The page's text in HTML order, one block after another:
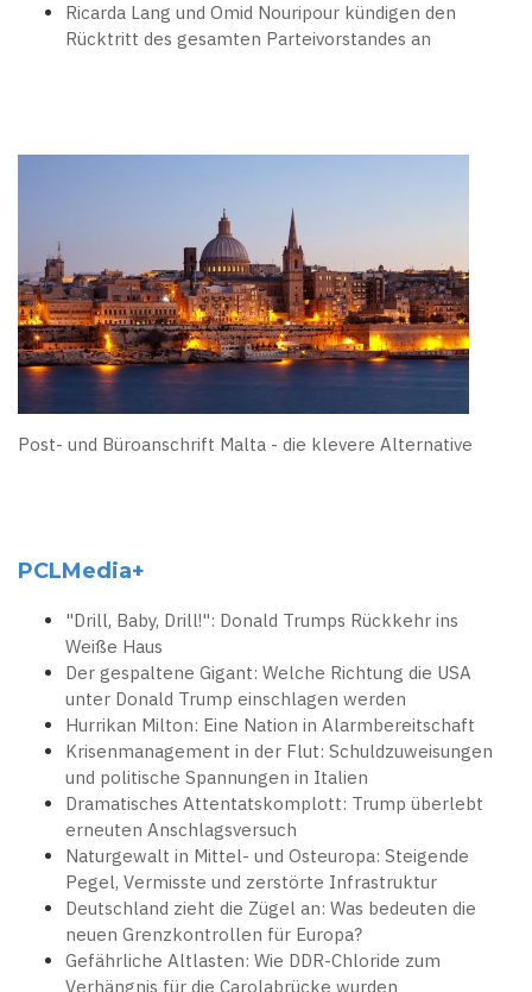
Ricarda Lang und Omid Nouripour kündigen den
Rücktritt des gesamten Parteivorstandes an
Post- und Büroanschrift Malta - die klevere Alternative
PCLMedia+
"Drill, Baby, Drill!": Donald Trumps Rückkehr ins
Weiße Haus
Der gespaltene Gigant: Welche Richtung die USA
unter Donald Trump einschlagen werden
Hurrikan Milton: Eine Nation in Alarmbereitschaft
Krisenmanagement in der Flut: Schuldzuweisungen
und politische Spannungen in Italien
Dramatisches Attentatskomplott: Trump überlebt
erneuten Anschlagsversuch
Naturgewalt in Mittel- und Osteuropa: Steigende
Pegel, Vermisste und zerstörte Infrastruktur
Deutschland zieht die Zügel an: Was bedeuten die
neuen Grenzkontrollen für Europa?
Gefährliche Altlasten: Wie DDR-Chloride zum
Verhängnis für die Carolabrücke wurden